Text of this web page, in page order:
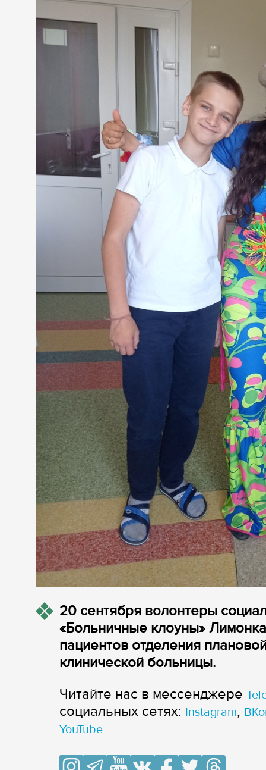
20 сентября волонтеры
«Больничные клоуны»
пациентов отделения
клинической больницы.
Читайте нас в мессенджере
cоциальных сетях: Instagram,
YouTube